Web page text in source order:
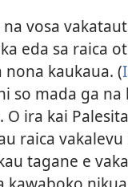
na vosa
eda sa raica
kaukaua. (
so mada ga
ira kai
raica
tagane e